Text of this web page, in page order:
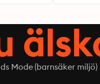
Mode (barnsäker miljö)